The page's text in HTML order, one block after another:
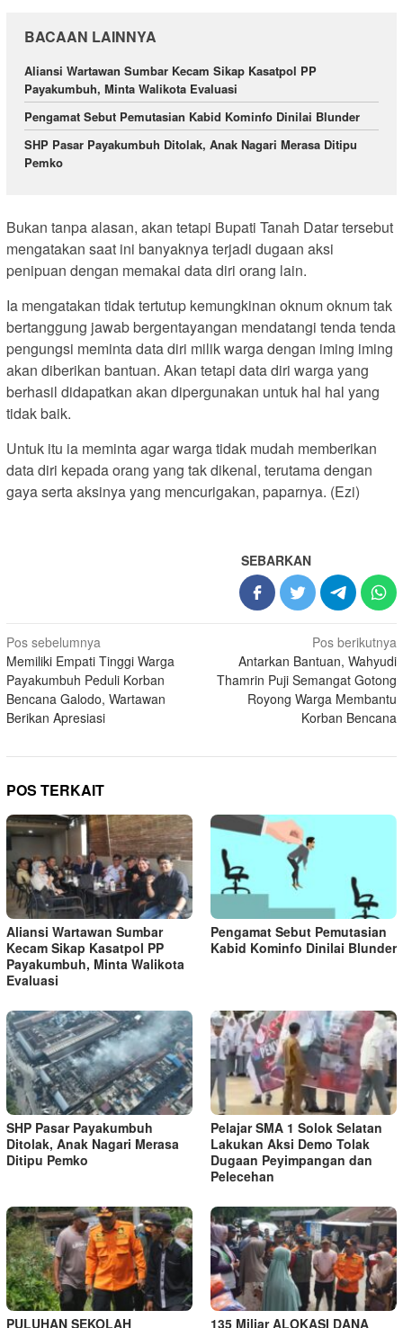
BACAAN LAINNYA
Aliansi Wartawan Sumbar Kecam Sikap Kasatpol PP
Payakumbuh, Minta Walikota Evaluasi
Pengamat Sebut Pemutasian Kabid Kominfo Dinilai Blunder
SHP Pasar Payakumbuh Ditolak, Anak Nagari Merasa Ditipu
Pemko
Bukan tanpa alasan, akan tetapi Bupati Tanah Datar tersebut
mengatakan saat ini banyaknya terjadi dugaan aksi
penipuan dengan memakai data diri orang lain.
Ia mengatakan tidak tertutup kemungkinan oknum oknum tak
bertanggung jawab bergentayangan mendatangi tenda tenda
pengungsi meminta data diri milik warga dengan iming iming
akan diberikan bantuan. Akan tetapi data diri warga yang
berhasil didapatkan akan dipergunakan untuk hal hal yang
tidak baik.
Untuk itu ia meminta agar warga tidak mudah memberikan
data diri kepada orang yang tak dikenal, terutama dengan
gaya serta aksinya yang mencurigakan, paparnya. (Ezi)
SEBARKAN
Navigasi
pos
Pos sebelumnya
Memiliki Empati Tinggi Warga
Payakumbuh Peduli Korban
Bencana Galodo, Wartawan
Berikan Apresiasi
Pos berikutnya
Antarkan Bantuan, Wahyudi
Thamrin Puji Semangat Gotong
Royong Warga Membantu
Korban Bencana
POS TERKAIT
Aliansi Wartawan Sumbar
Kecam Sikap Kasatpol PP
Payakumbuh, Minta Walikota
Evaluasi
Pengamat Sebut Pemutasian
Kabid Kominfo Dinilai Blunder
SHP Pasar Payakumbuh
Ditolak, Anak Nagari Merasa
Ditipu Pemko
Pelajar SMA 1 Solok Selatan
Lakukan Aksi Demo Tolak
Dugaan Peyimpangan dan
Pelecehan
PULUHAN SEKOLAH 135 Miliar ALOKASI DANA